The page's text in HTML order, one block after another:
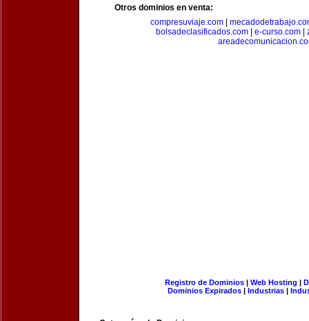
Otros dominios en venta:
compresuviaje.com
bolsadeclasificados.com
e-curso.com
Registro de Dominios| Web Hosting |
Dominios Expirados | Industrias |